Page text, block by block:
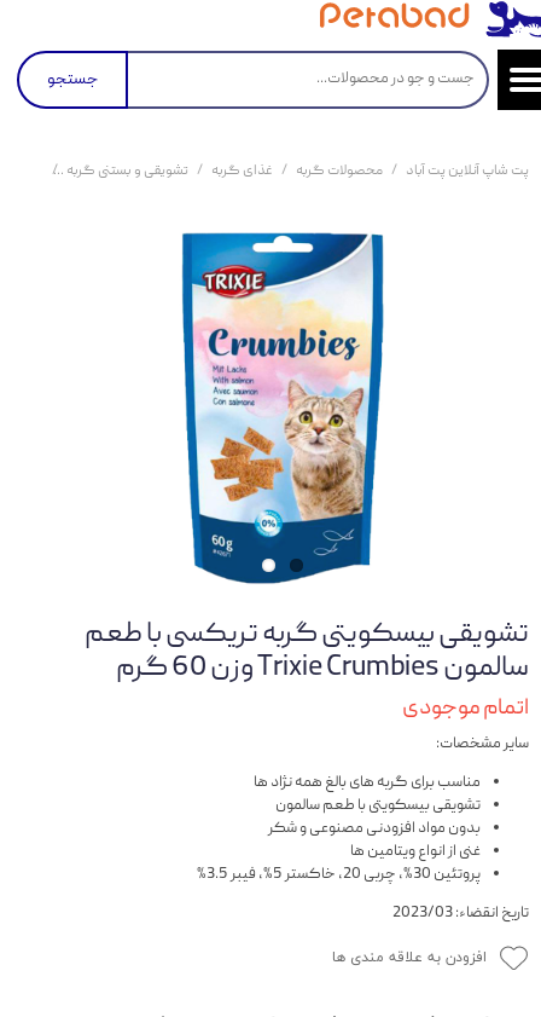
جستجو
پت شاپ آنلاین پت آباد محصولات گربه غذای گربه تشویقی و بستنی گربه
تشویقی بیسکویتی گربه تریکسی با طعم
سالمون Trixie Crumbies وزن 60 گرم
اتمام موجودی
سایر مشخصات:
مناسب برای گربه های بالغ همه نژاد ها
تشویقی بیسکویتی با طعم سالمون
بدون مواد افزودنی مصنوعی و شکر
غنی از انواع ویتامین ها
پروتئین 30%، چربی 20، خاکستر 5%، فیبر 3.5%
تاریخ انقضاء: 2023/03
افزودن به علاقه مندی ها